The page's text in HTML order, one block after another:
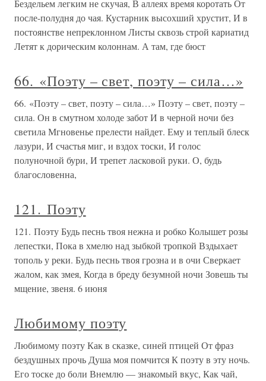
Бездельем легким не скучая, В аллеях время коротать От
после-полудня до чая. Кустарник высохший хрустит, И в
постоянстве непреклонном Листы сквозь строй кариатид
Летят к дорическим колоннам. А там, где бюст
66. «Поэту – свет, поэту – сила…»
66. «Поэту – свет, поэту – сила…» Поэту – свет, поэту –
сила. Он в смутном холоде забот И в черной ночи без
светила Мгновенье прелести найдет. Ему и теплый блеск
лазури, И счастья миг, и вздох тоски, И голос
полуночной бури, И трепет ласковой руки. О, будь
благословенна,
121. Поэту
121. Поэту Будь песнь твоя нежна и робко Колышет розы
лепестки, Пока в хмелю над зыбкой тропкой Вздыхает
тополь у реки. Будь песнь твоя грозна и в очи Сверкает
жалом, как змея, Когда в бреду безумной ночи Зовешь ты
мщение, звеня. 6 июня
Любимому поэту
Любимому поэту Как в сказке, синей птицей От фраз
бездушных прочь Душа моя помчится К поэту в эту ночь.
Его тоске до боли Внемлю — знакомый вкус, Как чай,